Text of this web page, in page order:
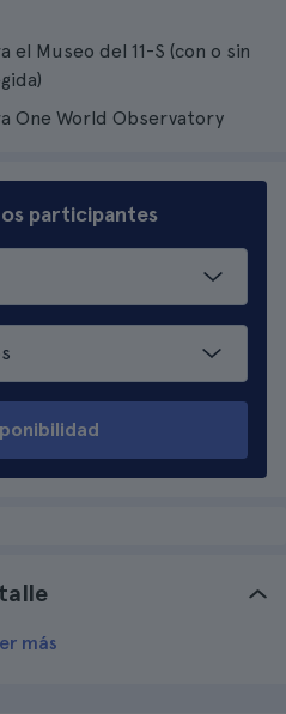
el Museo del 11-S (con o sin
One World Observatory
participantes
más